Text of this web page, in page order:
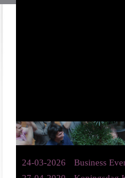
24-03-2026
Business